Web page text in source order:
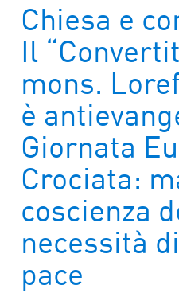
Chiesa e
Il
mons.
è
Giornata
Crociata:
coscienza
necessità
pace